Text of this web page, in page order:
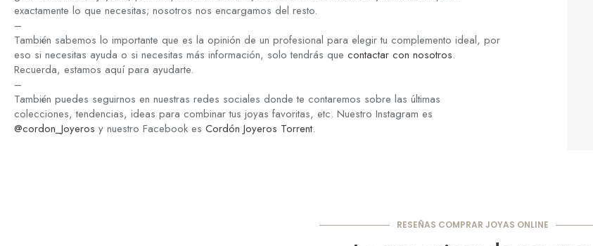
exactamente lo que necesitas; nosotros nos encargamos del resto.
–
También sabemos lo importante que es la opinión de un profesional para elegir tu complemento ideal, por
eso si necesitas ayuda o si necesitas más información, solo tendrás que contactar con nosotros.
Recuerda, estamos aquí para ayudarte.
–
También puedes seguirnos en nuestras redes sociales donde te contaremos sobre las últimas
colecciones, tendencias, ideas para combinar tus joyas favoritas, etc. Nuestro Instagram es
@cordon_Joyeros y nuestro Facebook es Cordón Joyeros Torrent.
RESEÑAS COMPRAR JOYAS ONLINE